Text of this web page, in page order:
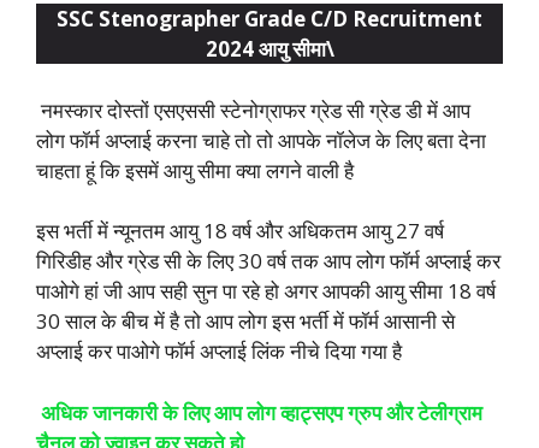
SSC Stenographer Grade C/D Recruitment
2024 आयु सीमा\
नमस्कार दोस्तों एसएससी स्टेनोग्राफर ग्रेड सी ग्रेड डी में आप
लोग फॉर्म अप्लाई करना चाहे तो तो आपके नॉलेज के लिए बता देना
चाहता हूं कि इसमें आयु सीमा क्या लगने वाली है
इस भर्ती में न्यूनतम आयु 18 वर्ष और अधिकतम आयु 27 वर्ष
गिरिडीह और ग्रेड सी के लिए 30 वर्ष तक आप लोग फॉर्म अप्लाई कर
पाओगे हां जी आप सही सुन पा रहे हो अगर आपकी आयु सीमा 18 वर्ष
30 साल के बीच में है तो आप लोग इस भर्ती में फॉर्म आसानी से
अप्लाई कर पाओगे फॉर्म अप्लाई लिंक नीचे दिया गया है
अधिक जानकारी के लिए आप लोग व्हाट्सएप ग्रुप और टेलीग्राम